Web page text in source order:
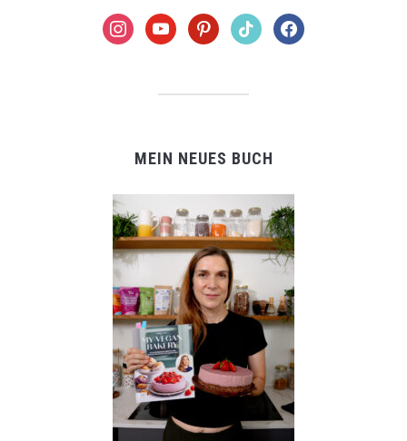
instagramyoutubepinteresttiktok facebook
MEIN NEUES BUCH